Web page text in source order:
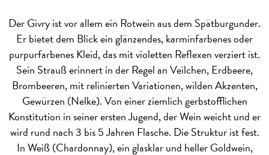
Der Givry ist vor allem ein Rotwein aus dem Spätburgunder.
Er bietet dem Blick ein glänzendes, karminfarbenes oder
purpurfarbenes Kleid, das mit violetten Reflexen verziert ist.
Sein Strauß erinnert in der Regel an Veilchen, Erdbeere,
Brombeeren, mit relinierten Variationen, wilden Akzenten,
Gewürzen (Nelke). Von einer ziemlich gerbstofflichen
Konstitution in seiner ersten Jugend, der Wein weicht und er
wird rund nach 3 bis 5 Jahren Flasche. Die Struktur ist fest.
In Weiß (Chardonnay), ein glasklar und heller Goldwein,